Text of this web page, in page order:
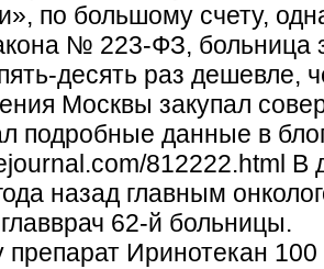
по большому счету,
№ 223-ФЗ, больница
десять раз дешевле,
Москвы закупал
подробные данные в
812222.html В
назад главным
62-й больницы.
препарат Иринотекан